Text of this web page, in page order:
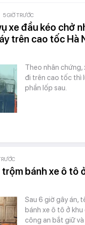
5 GIỜ TRƯỚC
xe đầu kéo chở
trên cao tốc Hà
Theo nhân chứng,
đi trên cao tốc thì
phần lốp sau.
bánh xe ô tô
Sau 6 giờ gây án,
bánh xe ô tô ở
công an bắt giữ